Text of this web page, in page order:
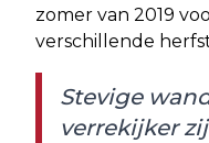
zomer van 2019
verschillende
Stevige
verrekijker